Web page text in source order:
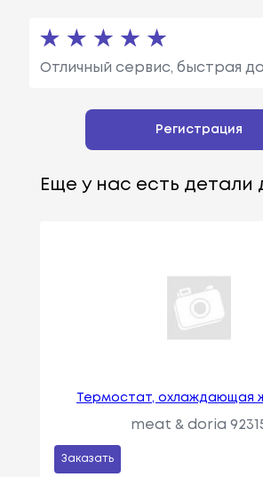
Отличный сервис, быстрая
Регистрация
Еще у нас есть детали
Термостат, охлаждающая
meat & doria
Заказать